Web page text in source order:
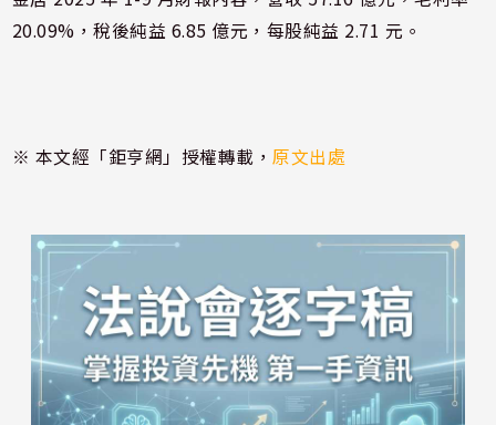
20.09%，稅後純益 6.85 億元，每股純益 2.71 元。
※ 本文經「鉅亨網」授權轉載，原文出處